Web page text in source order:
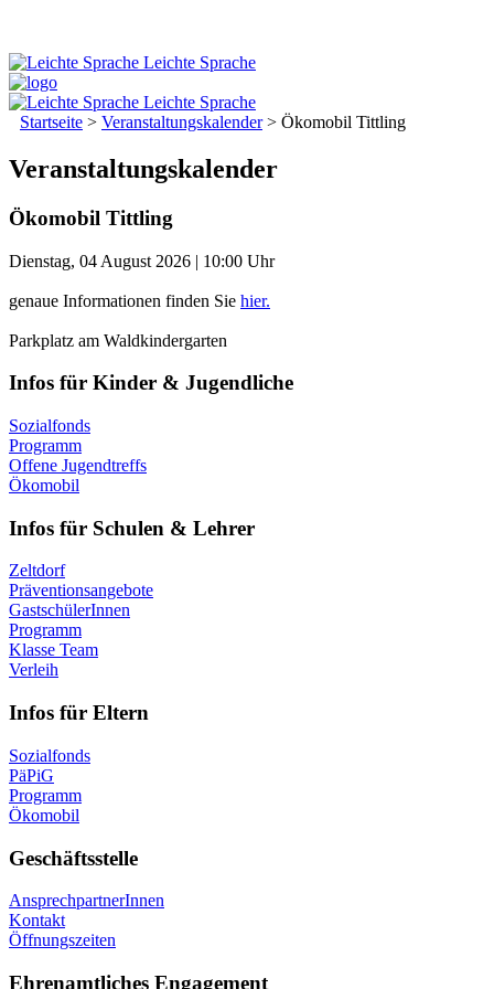
Leichte Sprache
Leichte Sprache
Startseite > Veranstaltungskalender> Ökomobil Tittling
Veranstaltungskalender
Ökomobil Tittling
Dienstag, 04 August 2026 | 10:00 Uhr
genaue Informationen finden Sie hier.
Parkplatz am Waldkindergarten
Infos für Kinder & Jugendliche
Sozialfonds
Programm
Offene Jugendtreffs
Ökomobil
Infos für Schulen & Lehrer
Zeltdorf
Präventionsangebote
GastschülerInnen
Programm
Klasse Team
Verleih
Infos für Eltern
Sozialfonds
PäPiG
Programm
Ökomobil
Geschäftsstelle
AnsprechpartnerInnen
Kontakt
Öffnungszeiten
Ehrenamtliches Engagement